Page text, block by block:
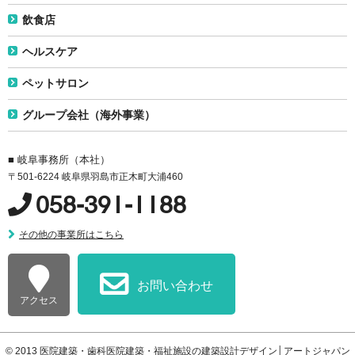
飲食店
ヘルスケア
ペットサロン
グループ会社（海外事業）
■ 岐阜事務所（本社）
〒501-6224 岐阜県羽島市正木町大浦460
058-391-1188
その他の事業所はこちら
アクセス
お問い合わせ
© 2013 医院建築・歯科医院建築・福祉施設の建築設計デザイン│アートジャパン